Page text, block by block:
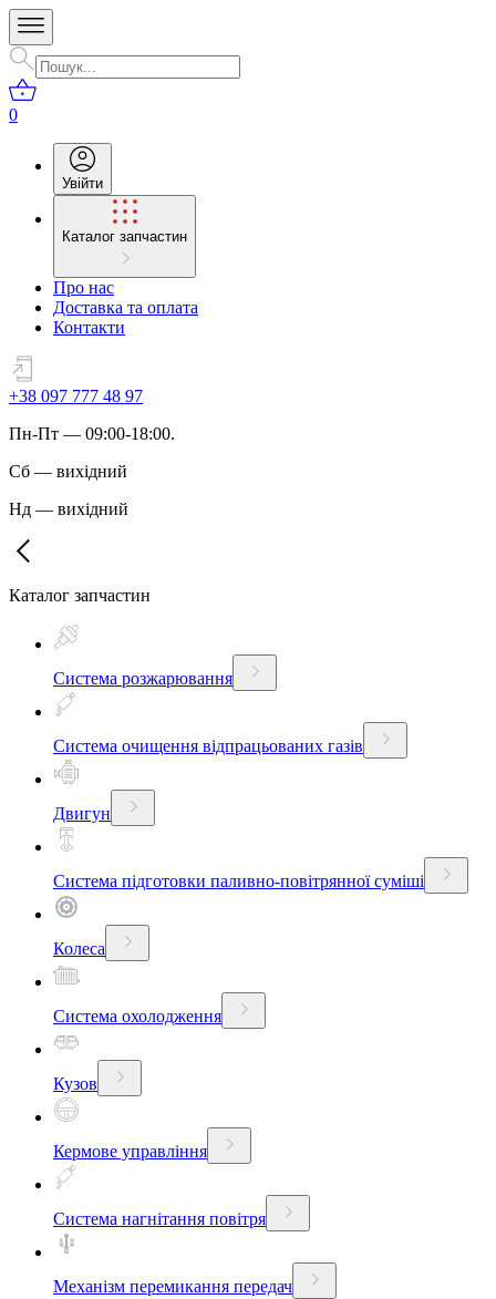
0
Увійти
Каталог запчастин
Про нас
Доставка та оплата
Контакти
+38 097 777 48 97
Пн-Пт — 09:00-18:00.
Сб — вихідний
Нд — вихідний
Каталог запчастин
Система розжарювання
Система очищення відпрацьованих газів
Двигун
Система підготовки паливно-повітрянної суміші
Колеса
Система охолодження
Кузов
Кермове управління
Система нагнітання повітря
Механізм перемикання передач